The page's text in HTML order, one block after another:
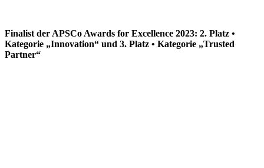
Finalist der APSCo Awards for Excellence 2023: 2. Platz •
Kategorie „Innovation“ und 3. Platz • Kategorie „Trusted
Partner“